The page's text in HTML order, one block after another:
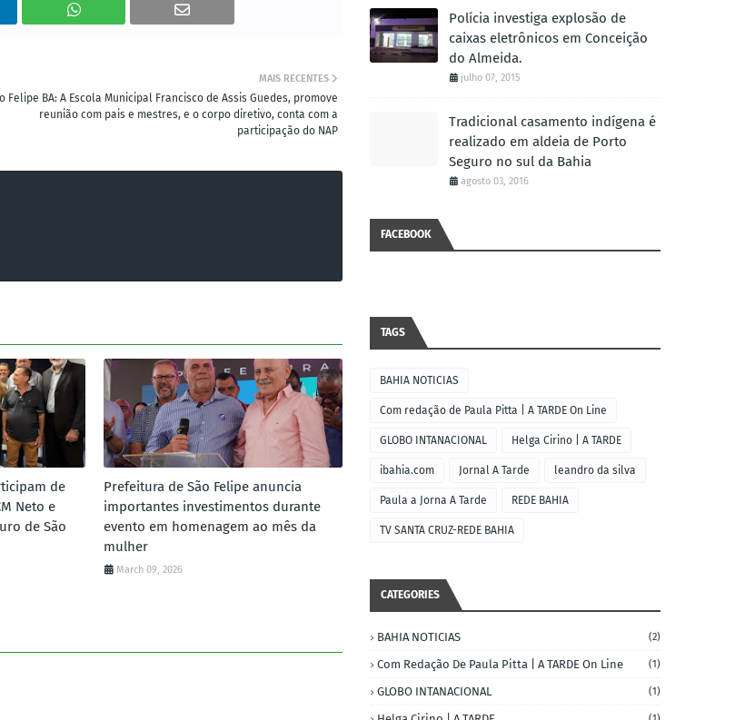
MAIS RECENTES
Felipe BA: A Escola Municipal Francisco de Assis Guedes, promove
reunião com pais e mestres, e o corpo diretivo, conta com a
participação do NAP
de
Neto e
de São
Prefeitura de São Felipe anuncia
importantes investimentos durante
evento em homenagem ao mês da
mulher
March 09, 2026
Polícia investiga explosão de
caixas eletrônicos em Conceição
do Almeida.
julho 07, 2015
Tradicional casamento indígena é
realizado em aldeia de Porto
Seguro no sul da Bahia
agosto 03, 2016
FACEBOOK
TAGS
BAHIA NOTICIAS
Com redação de Paula Pitta | A TARDE On Line
GLOBO INTANACIONAL Helga Cirino | A TARDE
ibahia.com Jornal A Tarde leandro da silva
Paula a Jorna A Tarde REDE BAHIA
TV SANTA CRUZ-REDE BAHIA
CATEGORIES
BAHIA NOTICIAS (2)
Com Redação De Paula Pitta | A TARDE On Line (1)
GLOBO INTANACIONAL (1)